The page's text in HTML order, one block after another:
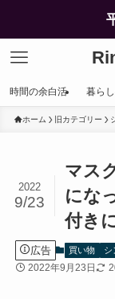
時間の余白活 暮ら
ホーム 旧カテゴリー
マス
にな
付き
2022
9/23
広告 買い物 シ
2022年9月23日